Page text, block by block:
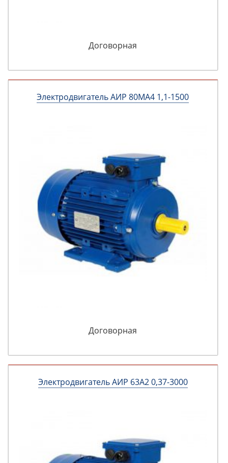
Договорная
Электродвигатель АИР 80МА4 1,1-1500
Договорная
Электродвигатель АИР 63А2 0,37-3000